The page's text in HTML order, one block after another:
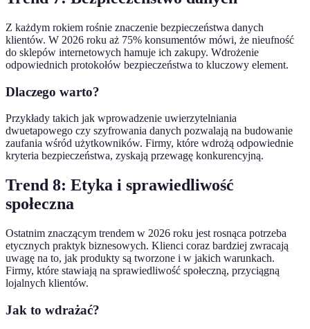
Z każdym rokiem rośnie znaczenie bezpieczeństwa danych
klientów. W 2026 roku aż 75% konsumentów mówi, że nieufność
do sklepów internetowych hamuje ich zakupy. Wdrożenie
odpowiednich protokołów bezpieczeństwa to kluczowy element.
Dlaczego warto?
Przykłady takich jak wprowadzenie uwierzytelniania
dwuetapowego czy szyfrowania danych pozwalają na budowanie
zaufania wśród użytkowników. Firmy, które wdrożą odpowiednie
kryteria bezpieczeństwa, zyskają przewagę konkurencyjną.
Trend 8: Etyka i sprawiedliwość
społeczna
Ostatnim znaczącym trendem w 2026 roku jest rosnąca potrzeba
etycznych praktyk biznesowych. Klienci coraz bardziej zwracają
uwagę na to, jak produkty są tworzone i w jakich warunkach.
Firmy, które stawiają na sprawiedliwość społeczną, przyciągną
lojalnych klientów.
Jak to wdrażać?